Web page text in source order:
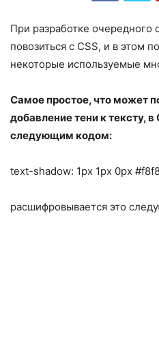
При разработке очередного
повозиться с CSS, и в этом
некоторые используемые
Самое простое, что может
добавление тени к тексту, в
следующим кодом:
text-shadow: 1px 1px 0px
расшифровывается это